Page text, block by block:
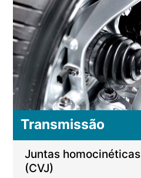
Transmissão
Juntas homocinéticas
(CVJ)